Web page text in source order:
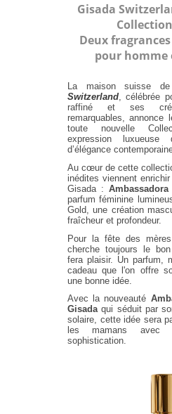
Gisada
Deux
pour homme
La maison suisse
Switzerland, célébrée
raffiné et ses
remarquables, annonce
toute nouvelle
expression
d’élégance
Au cœur de cette
inédites viennent
Gisada : Ambassadora
parfum féminine
Gold, une création
fraîcheur et profondeur.
Pour la fête des
cherche toujours le
fera plaisir. Un parfum,
cadeau que l'on offre
une bonne idée.
Avec la nouveauté
Gisadaqui séduit par
solaire, cette idée sera
les mamans avec
sophistication.